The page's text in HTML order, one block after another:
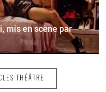
mis en scène par
THÉÂTRE